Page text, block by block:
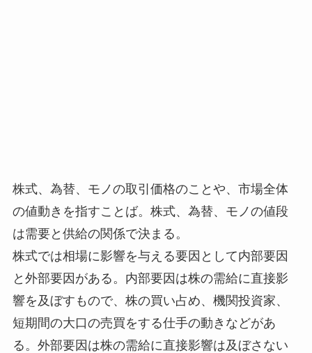
株式、為替、モノの取引価格のことや、市場全体
の値動きを指すことば。株式、為替、モノの値段
は需要と供給の関係で決まる。
株式では相場に影響を与える要因として内部要因
と外部要因がある。内部要因は株の需給に直接影
響を及ぼすもので、株の買い占め、機関投資家、
短期間の大口の売買をする仕手の動きなどがあ
る。外部要因は株の需給に直接影響は及ぼさない